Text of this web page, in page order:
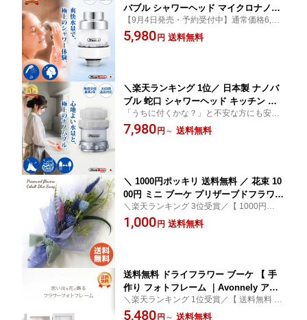
バブル シャワーヘッド マイクロナノバ
ブル アダプタ 【 第四世代・改良版 マ
ジバブル｜川崎エンジニアリング 】 マ
【9月4日発売・予約受付中】通常価格6,98
0円→予約特価5,980円（1,000円OFF）！取
付不可なら返品・返送料も当店負担。レビ
5,980円 送料無料
＼楽天ランキング 1位／ 日本製 ナノバ
ブル 蛇口 シャワーヘッド キッチン 【
第二世代・改良版 マジバブル蛇口｜川
崎エンジニアリング 】 シャワー 水道
「うちに付くかな？」と不安な方にも安心
を。当店では取付け不可の場合の返品OKに
加え、返送料まで当店が負担します。レビ
7,980円 ～ 送料無料
＼ 1000円ポッキリ 送料無料 ／ 花束 10
00円 ミニ ブーケ プリザーブドフラワー
【 コバルトブルー スワッグ｜Avonnely
アヴォンリー 】 贈る 誕生日 卒業式 退
＼楽天ランキング 3位受賞／【 1000円ポッ
キリ 送料無料 】 花束 1000円 ミニブーケ
プリザーブドフラワー ブリザードフラワー
1,000円 送料無料
送料無料 ドライフラワー ブーケ 【 手
作り フォトフレーム ｜Avonnely アヴ
ォンリー 】 おしゃれ かわいい 結婚祝
い スタンド プリザーブド ブリザード
＼楽天ランキング 1位受賞／【 送料無料 /
ラッピング無料 】 選べる9つのメッセージ
5,480円 ～ 送料無料